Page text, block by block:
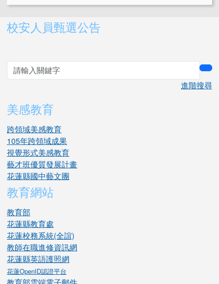
右邊區域內容
校安人員甄選公告
進階搜尋
美感教育
跨領域美感教育
105年跨領域成果
視覺形式美感教育
藝才班優質發展計畫
花蓮縣國中藝文團
教育網站
教育部
花蓮縣教育處
花蓮校務系統(全誼)
教師在職進修資訊網
花蓮縣英語護照網
花蓮OpenID認證平台